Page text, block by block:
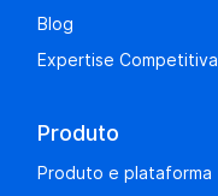
Blog
Expertise Competitiva
Produto
Produto e plataforma